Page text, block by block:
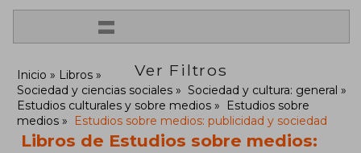
=
Ver Filtros
Inicio
Libros
Sociedad y ciencias sociales
Sociedad y cultura: general
Estudios culturales y sobre medios
Estudios sobre
medios
Estudios sobre medios: publicidad y sociedad
Libros de Estudios sobre medios: